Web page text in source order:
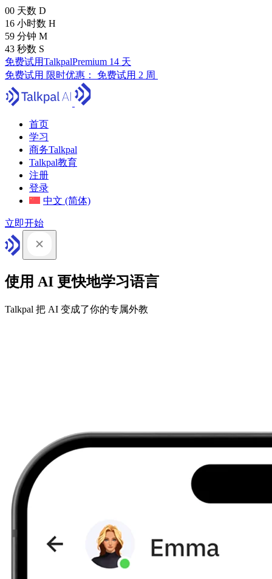
00 天数 D
16 小时数 H
59 分钟 M
41 秒数 S
免费试用TalkpalPremium 14 天
免费试用 限时优惠： 免费试用 2 周
首页
学习
商务Talkpal
Talkpal教育
注册
登录
中文 (简体)
立即开始
使用 AI 更快地学习语言
Talkpal 把 AI 变成了你的专属外教